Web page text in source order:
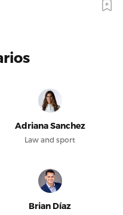
Adriana Sanchez
Law and sport
Brian Díaz